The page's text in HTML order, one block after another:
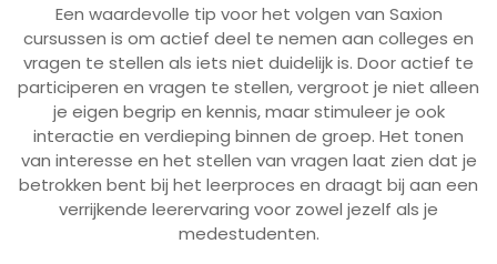
Een waardevolle tip voor het volgen van Saxion
cursussen is om actief deel te nemen aan colleges en
vragen te stellen als iets niet duidelijk is. Door actief te
participeren en vragen te stellen, vergroot je niet alleen
je eigen begrip en kennis, maar stimuleer je ook
interactie en verdieping binnen de groep. Het tonen
van interesse en het stellen van vragen laat zien dat je
betrokken bent bij het leerproces en draagt bij aan een
verrijkende leerervaring voor zowel jezelf als je
medestudenten.